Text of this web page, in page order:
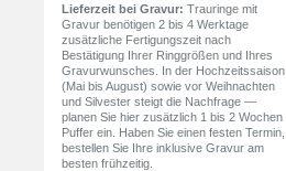
Lieferzeit bei Gravur: Trauringe mit
Gravur benötigen 2 bis 4 Werktage
zusätzliche Fertigungszeit nach
Bestätigung Ihrer Ringgrößen und Ihres
Gravurwunsches. In der Hochzeitssaison
(Mai bis August) sowie vor Weihnachten
und Silvester steigt die Nachfrage —
planen Sie hier zusätzlich 1 bis 2 Wochen
Puffer ein. Haben Sie einen festen Termin,
bestellen Sie Ihre inklusive Gravur am
besten frühzeitig.